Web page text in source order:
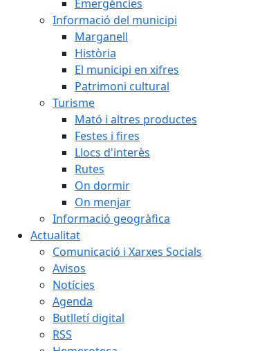
Emergències
Informació del municipi
Marganell
Història
El municipi en xifres
Patrimoni cultural
Turisme
Mató i altres productes
Festes i fires
Llocs d'interès
Rutes
On dormir
On menjar
Informació geogràfica
Actualitat
Comunicació i Xarxes Socials
Avisos
Notícies
Agenda
Butlletí digital
RSS